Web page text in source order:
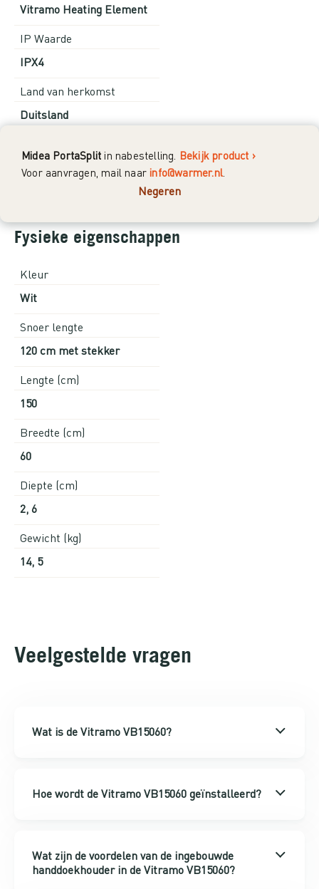
Midea PortaSplit in nabestelling. Bekijk product ›
Voor aanvragen, mail naarinfo@warmer.nl
Negeren
Vitramo Heating Element
IP Waarde
IPX4
Land van herkomst
Duitsland
230V
Fysieke eigenschappen
Kleur
Wit
Snoer lengte
120 cm met stekker
Lengte (cm)
150
Breedte (cm)
60
Diepte (cm)
2, 6
Gewicht (kg)
14, 5
Veelgestelde vragen
Wat is de Vitramo VB15060?
Hoe wordt de Vitramo VB15060 geïnstalleerd?
Wat zijn de voordelen van de ingebouwde
handdoekhouder in de Vitramo VB15060?